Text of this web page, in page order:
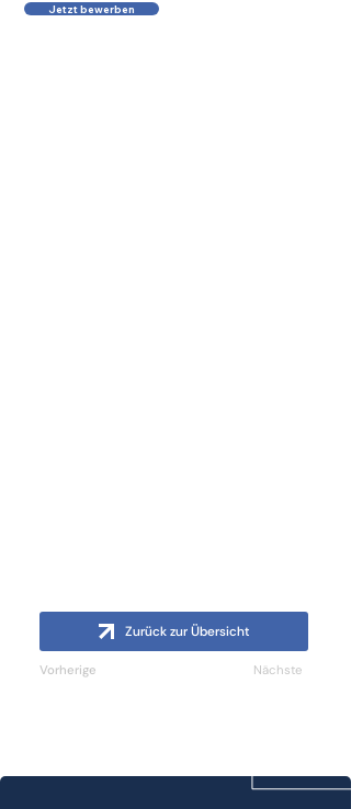
Jetzt bewerben
Zurück zur Übersicht
Vorherige Nächste